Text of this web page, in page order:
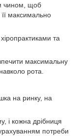
чином, щоб
її максимально
та
максимальну
рота.
на ринку, на
і кожна дрібниця
потреби